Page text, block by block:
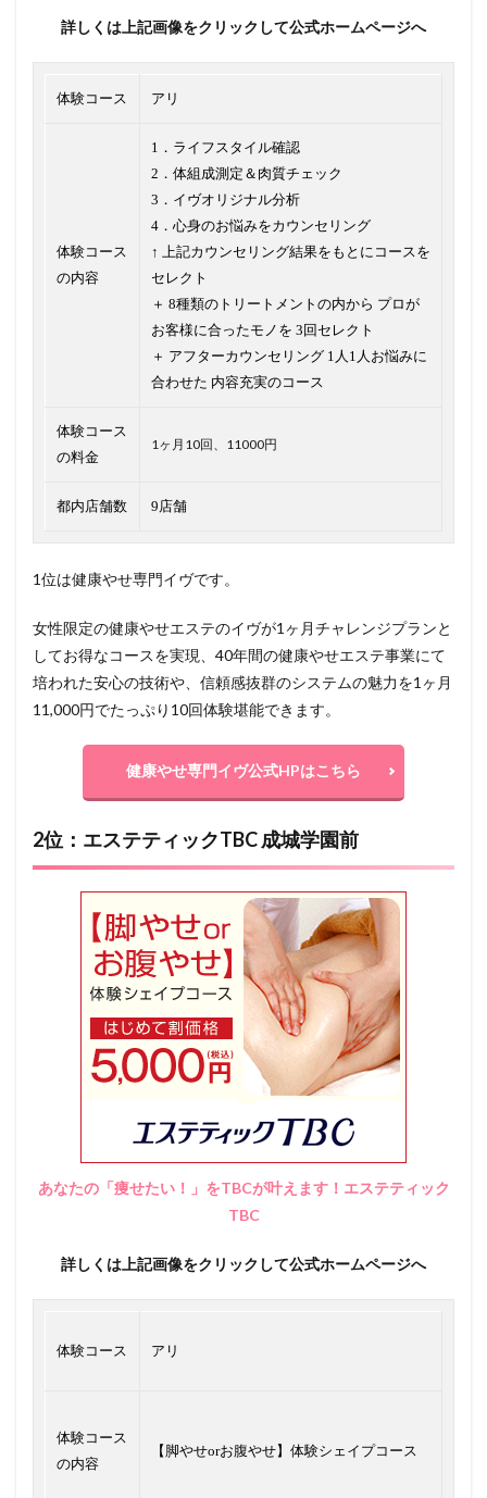
詳しくは上記画像をクリックして公式ホームページへ
体験コース アリ
体験コース
の内容
1．ライフスタイル確認
2．体組成測定＆肉質チェック
3．イヴオリジナル分析
4．心身のお悩みをカウンセリング
↑ 上記カウンセリング結果をもとにコースを
セレクト
＋ 8種類のトリートメントの内から プロが
お客様に合ったモノを 3回セレクト
＋ アフターカウンセリング 1人1人お悩みに
合わせた 内容充実のコース
体験コース
の料金
1ヶ月10回、11000円
都内店舗数 9店舗
1位は健康やせ専門イヴです。
女性限定の健康やせエステのイヴが1ヶ月チャレンジプランと
してお得なコースを実現、40年間の健康やせエステ事業にて
培われた安心の技術や、信頼感抜群のシステムの魅力を1ヶ月
11,000円でたっぷり10回体験堪能できます。
健康やせ専門イヴ公式HPはこちら
2位：エステティックTBC 成城学園前
あなたの「痩せたい！」をTBCが叶えます！エステティック
TBC
詳しくは上記画像をクリックして公式ホームページへ
体験コース アリ
体験コース
の内容
【脚やせorお腹やせ】体験シェイプコース